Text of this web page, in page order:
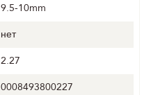
9.5-10mm
нет
2.27
0008493800227